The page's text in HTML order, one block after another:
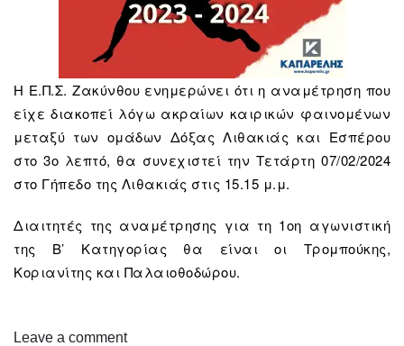
Η Ε.Π.Σ. Ζακύνθου ενημερώνει ότι η αναμέτρηση που
είχε διακοπεί λόγω ακραίων καιρικών φαινομένων
μεταξύ των ομάδων Δόξας Λιθακιάς και Εσπέρου
στο 3ο λεπτό, θα συνεχιστεί την Τετάρτη 07/02/2024
στο Γήπεδο της Λιθακιάς στις 15.15 μ.μ.
Διαιτητές της αναμέτρησης για τη 1οη αγωνιστική
της Β’ Κατηγορίας θα είναι οι Τρομπούκης,
Κοριανίτης και Παλαιοθοδώρου.
Leave a comment